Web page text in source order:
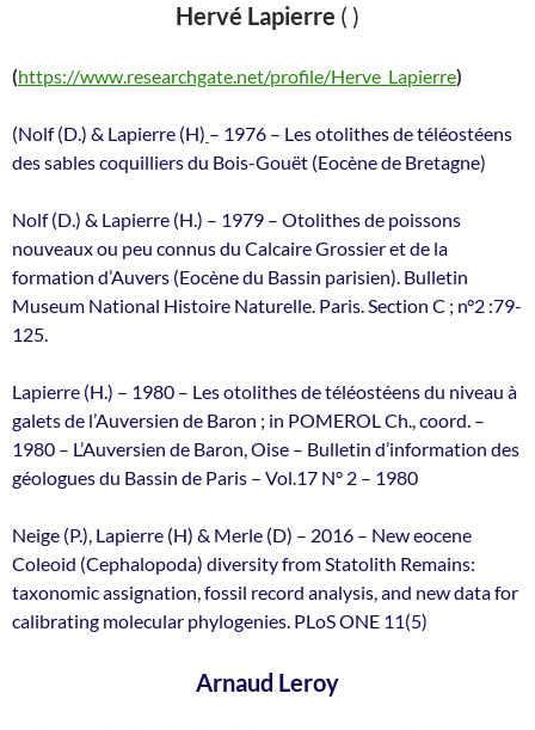
Hervé Lapierre ( )
(https://www.researchgate.net/profile/Herve_Lapierre)
(Nolf (D.) & Lapierre (H) – 1976 – Les otolithes de téléostéens
des sables coquilliers du Bois-Gouët (Eocène de Bretagne)
Nolf (D.) & Lapierre (H.) – 1979 – Otolithes de poissons
nouveaux ou peu connus du Calcaire Grossier et de la
formation d’Auvers (Eocène du Bassin parisien). Bulletin
Museum National Histoire Naturelle. Paris. Section C ; n°2 :79-
125.
Lapierre (H.) – 1980 – Les otolithes de téléostéens du niveau à
galets de l’Auversien de Baron ; in POMEROL Ch., coord. –
1980 – L’Auversien de Baron, Oise – Bulletin d’information des
géologues du Bassin de Paris – Vol.17 N° 2 – 1980
Neige (P.), Lapierre (H) & Merle (D) – 2016 – New eocene
Coleoid (Cephalopoda) diversity from Statolith Remains:
taxonomic assignation, fossil record analysis, and new data for
calibrating molecular phylogenies. PLoS ONE 11(5)
Arnaud Leroy